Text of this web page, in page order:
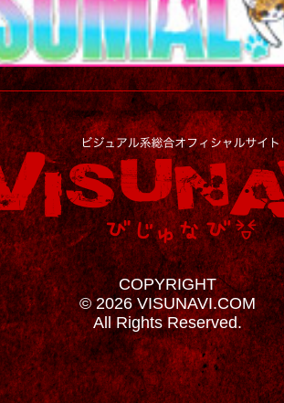
COPYRIGHT
© 2026 VISUNAVI.COM
All Rights Reserved.